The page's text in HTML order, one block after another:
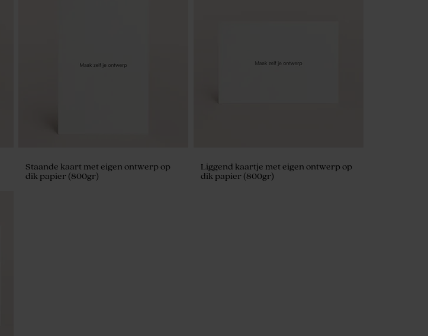
Staande kaart met eigen ontwerp op
dik papier (800gr)
Liggend kaartje met eigen ontwerp op
dik papier (800gr)